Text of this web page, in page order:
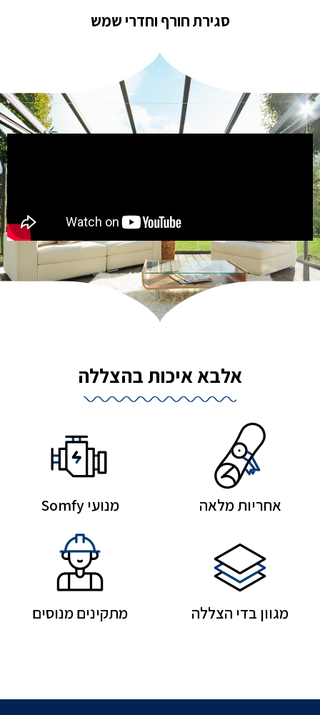
סגירת חורף וחדרי שמש
אלבא איכות בהצללה
אחריות מלאה מנועי Somfy
מגוון בדי הצללה מתקינים מנוסים